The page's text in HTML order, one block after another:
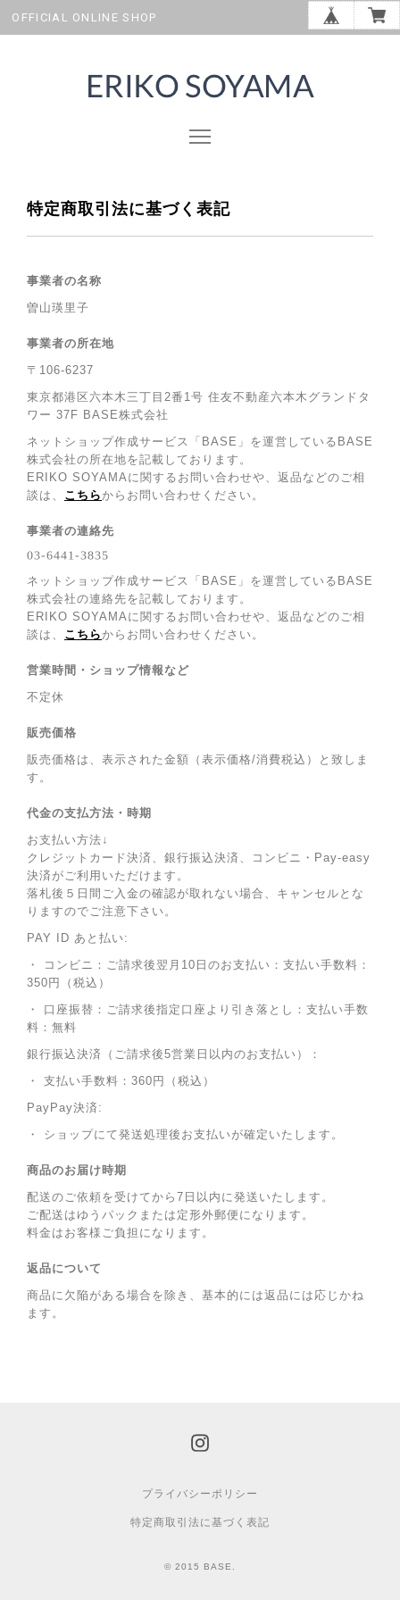
OFFICIAL ONLINE SHOP
特定商取引法に基づく表記
事業者の名称
曽山瑛里子
事業者の所在地
〒106-6237
東京都港区六本木三丁目2番1号 住友不動産六本木グランドタ
ワー 37F BASE株式会社
ネットショップ作成サービス「BASE」を運営しているBASE
株式会社の所在地を記載しております。
ERIKO SOYAMAに関するお問い合わせや、返品などのご相
談は、 こちらからお問い合わせください。
事業者の連絡先
ネットショップ作成サービス「BASE」を運営しているBASE
株式会社の連絡先を記載しております。
ERIKO SOYAMAに関するお問い合わせや、返品などのご相
談は、 こちらからお問い合わせください。
営業時間・ショップ情報など
不定休
販売価格
販売価格は、表示された金額（表示価格/消費税込）と致しま
す。
代金の支払方法・時期
お支払い方法↓
クレジットカード決済、銀行振込決済、コンビニ・Pay-easy
決済がご利用いただけます。
落札後５日間ご入金の確認が取れない場合、キャンセルとな
りますのでご注意下さい。
PAY ID あと払い:
・ コンビニ：ご請求後翌月10日のお支払い：支払い手数料：
350円（税込）
・ 口座振替：ご請求後指定口座より引き落とし：支払い手数
料：無料
銀行振込決済（ご請求後5営業日以内のお支払い）：
・ 支払い手数料：360円（税込）
PayPay決済:
・ ショップにて発送処理後お支払いが確定いたします。
商品のお届け時期
配送のご依頼を受けてから7日以内に発送いたします。
ご配送はゆうパックまたは定形外郵便になります。
料金はお客様ご負担になります。
返品について
商品に欠陥がある場合を除き、基本的には返品には応じかね
ます。
プライバシーポリシー
特定商取引法に基づく表記
© 2015 BASE.